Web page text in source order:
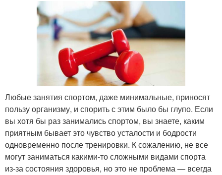
Любые занятия спортом, даже минимальные, приносят
пользу организму, и спорить с этим было бы глупо. Если
вы хотя бы раз занимались спортом, вы знаете, каким
приятным бывает это чувство усталости и бодрости
одновременно после тренировки. К сожалению, не все
могут заниматься какими-то сложными видами спорта
из-за состояния здоровья, но это не проблема — всегда